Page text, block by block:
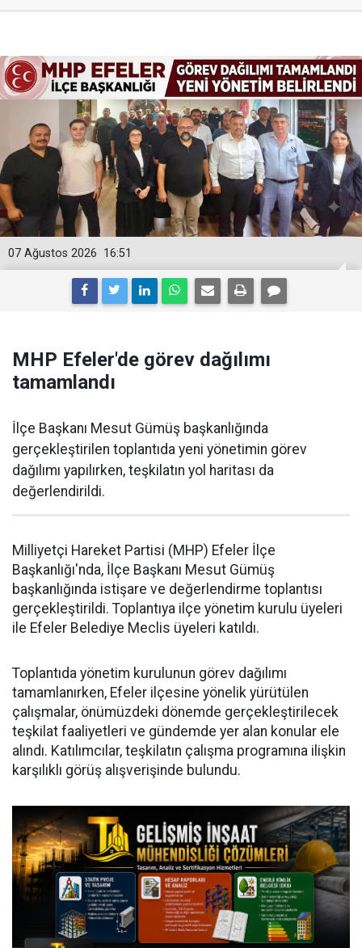
16:51
07 Ağustos 2026
MHP Efeler'de görev dağılımı
tamamlandı
İlçe Başkanı Mesut Gümüş başkanlığında
gerçekleştirilen toplantıda yeni yönetimin görev
dağılımı yapılırken, teşkilatın yol haritası da
değerlendirildi.
Milliyetçi Hareket Partisi (MHP) Efeler İlçe
Başkanlığı'nda, İlçe Başkanı Mesut Gümüş
başkanlığında istişare ve değerlendirme toplantısı
gerçekleştirildi. Toplantıya ilçe yönetim kurulu üyeleri
ile Efeler Belediye Meclis üyeleri katıldı.
Toplantıda yönetim kurulunun görev dağılımı
tamamlanırken, Efeler ilçesine yönelik yürütülen
çalışmalar, önümüzdeki dönemde gerçekleştirilecek
teşkilat faaliyetleri ve gündemde yer alan konular ele
alındı. Katılımcılar, teşkilatın çalışma programına ilişkin
karşılıklı görüş alışverişinde bulundu.